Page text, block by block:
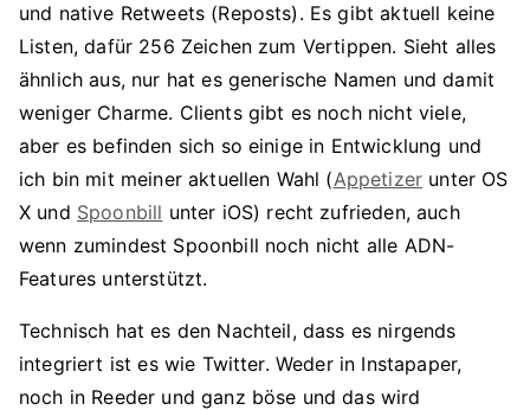
und native Retweets (Reposts). Es gibt aktuell keine
Listen, dafür 256 Zeichen zum Vertippen. Sieht alles
ähnlich aus, nur hat es generische Namen und damit
weniger Charme. Clients gibt es noch nicht viele,
aber es befinden sich so einige in Entwicklung und
ich bin mit meiner aktuellen Wahl (Appetizer unter OS
X und Spoonbill unter iOS) recht zufrieden, auch
wenn zumindest Spoonbill noch nicht alle ADN-
Features unterstützt.
Technisch hat es den Nachteil, dass es nirgends
integriert ist es wie Twitter. Weder in Instapaper,
noch in Reeder und ganz böse und das wird